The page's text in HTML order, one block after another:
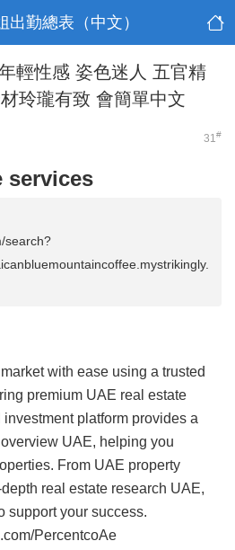
出勤總表（中文）
輕性感 姿色迷人 五官精
玲瓏有致 會簡單中文
31#
services
search?
with ease using a trusted
premium UAE real estate
platform provides a
UAE, helping you
From UAE property
real estate research UAE,
support your success.
PercentcoAe